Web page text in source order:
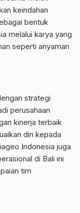
keindahan
bentuk
melalui karya yang
seperti anyaman
strategi
perusahaan
kinerja terbaik
diri kepada
Indonesia juga
di Bali ini
tim